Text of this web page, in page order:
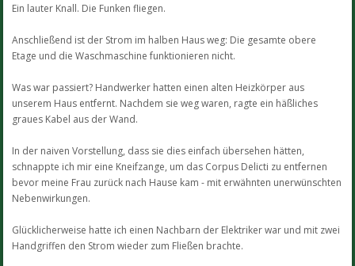
Ein lauter Knall. Die Funken fliegen.
Anschließend ist der Strom im halben Haus weg: Die gesamte obere
Etage und die Waschmaschine funktionieren nicht.
Was war passiert? Handwerker hatten einen alten Heizkörper aus
unserem Haus entfernt. Nachdem sie weg waren, ragte ein häßliches
graues Kabel aus der Wand.
In der naiven Vorstellung, dass sie dies einfach übersehen hätten,
schnappte ich mir eine Kneifzange, um das Corpus Delicti zu entfernen
bevor meine Frau zurück nach Hause kam - mit erwähnten unerwünschten
Nebenwirkungen.
Glücklicherweise hatte ich einen Nachbarn der Elektriker war und mit zwei
Handgriffen den Strom wieder zum Fließen brachte.